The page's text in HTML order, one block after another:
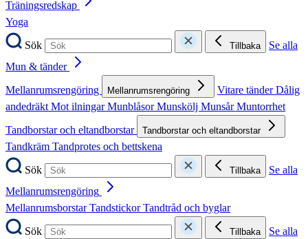
Träningsredskap
Yoga
Sök
Tillbaka
Se alla
Mun & tänder
Mellanrumsrengöring
Mellanrumsrengöring Vitare tänderDålig
andedräktMot ilningarMunblåsorMunskölj MunsårMuntorrhet
Tandborstar och eltandborstar
Tandborstar och eltandborstar
Tandkräm Tandprotes och bettskena
Sök
Tillbaka
Se alla
Mellanrumsrengöring
MellanrumsborstarTandstickorTandtråd och byglar
Sök
Tillbaka
Se alla